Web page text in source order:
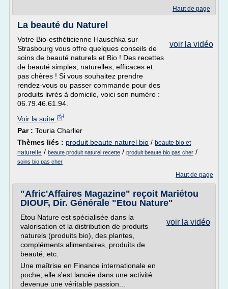
Haut de page
La beauté du Naturel
voir la vidéo
Votre Bio-esthéticienne Hauschka sur
Strasbourg vous offre quelques conseils de
soins de beauté naturels et Bio ! Des recettes
de beauté simples, naturelles, efficaces et
pas chères ! Si vous souhaitez prendre
rendez-vous ou passer commande pour des
produits livrés à domicile, voici son numéro :
06.79.46.61.94.
Voir la suite
Par : Touria Charlier
Thèmes liés : produit beaute naturel bio / beaute bio et
naturelle / beaute produit naturel recette / produit beaute bio pas cher /
soins bio pas cher
Haut de page
"Afric'Affaires Magazine" reçoit Mariétou
DIOUF, Dir. Générale "Etou Nature"
voir la vidéo
Etou Nature est spécialisée dans la
valorisation et la distribution de produits
naturels (produits bio), des plantes,
compléments alimentaires, produits de
beauté, etc.
Une maîtrise en Finance internationale en
poche, elle s'est lancée dans une activité
devenue une véritable passion...